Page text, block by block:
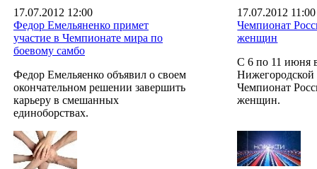
17.07.2012 12:00
Федор Емельяненко примет
участие в Чемпионате мира по
боевому самбо
Федор Емельяенко объявил о своем
окончательном решении завершить
карьеру в смешанных
единоборствах.
17.07.2012 11:00
Чемпионат
женщин
С 6 по 11 июня
Нижегородской
Чемпионат
женщин.